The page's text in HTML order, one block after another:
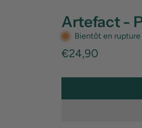
Artefact -
Bientôt en
Prix
€24,90